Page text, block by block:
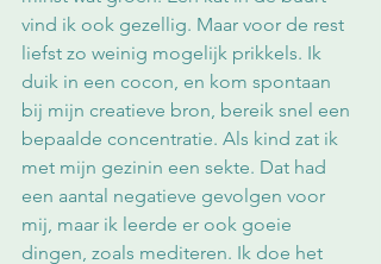
vind ik ook gezellig. Maar voor de rest
liefst zo weinig mogelijk prikkels. Ik
duik in een cocon, en kom spontaan
bij mijn creatieve bron, bereik snel een
bepaalde concentratie. Als kind zat ik
met mijn gezinin een sekte. Dat had
een aantal negatieve gevolgen voor
mij, maar ik leerde er ook goeie
dingen, zoals mediteren. Ik doe het